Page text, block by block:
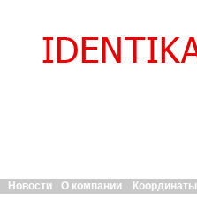
Новости О компании Координаты